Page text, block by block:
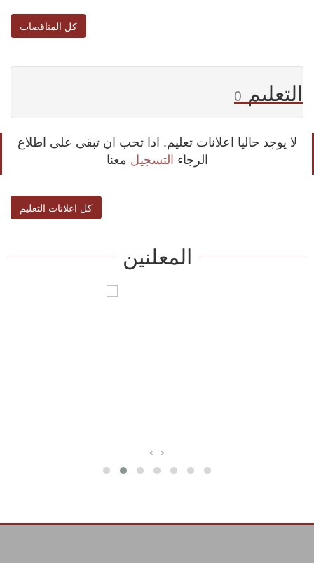
كل المناقصات
التعليم 0
لا يوجد حاليا اعلانات تعليم. اذا تحب ان تبقى على اطلاع
الرجاء التسجيل معنا
كل اعلانات التعليم
المعلنين
‹ ›